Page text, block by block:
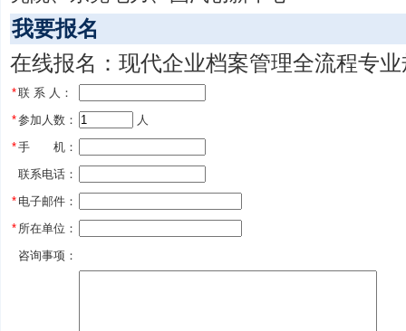
我要报名
在线报名：现代企业档案管理全流程专
*联 系 人：
*参加人数：
人
*手 机：
联系电话：
* 电子邮件：
* 所在单位：
咨询事项：